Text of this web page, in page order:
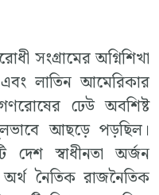
সংগ্রামের অগ্নিশিখা
লাতিন আমেরিকার
ঢেউ অবশিষ্ট
আছড়ে পড়ছিল।
স্বাধীনতা অর্জন
নৈতিক রাজনৈতিক